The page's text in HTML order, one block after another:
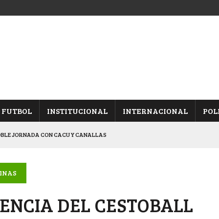
FUTBOL INSTITUCIONAL INTERNACIONAL
JORNADA CON CACU Y CANALLAS
ES SEMIFINALISTA
FRENTE A ARSENALDEL CESTOBALL